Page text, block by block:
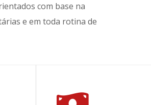
com base na
e em toda rotina de